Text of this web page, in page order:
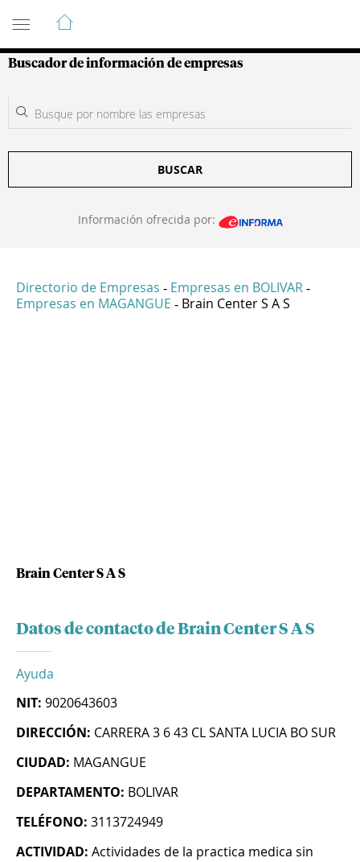
Guía de Empresas Colombianas
Buscador de información de empresas
BUSCAR
Información ofrecida por:
Directorio de Empresas - Empresas en BOLIVAR -
Empresas en MAGANGUE - Brain Center S A S
Brain Center S A S
Datos de contacto de Brain Center S A S
Ayuda
NIT: 9020643603
DIRECCIÓN: CARRERA 3 6 43 CL SANTA LUCIA BO SUR
CIUDAD: MAGANGUE
DEPARTAMENTO: BOLIVAR
TELÉFONO: 3113724949
ACTIVIDAD: Actividades de la practica medica sin